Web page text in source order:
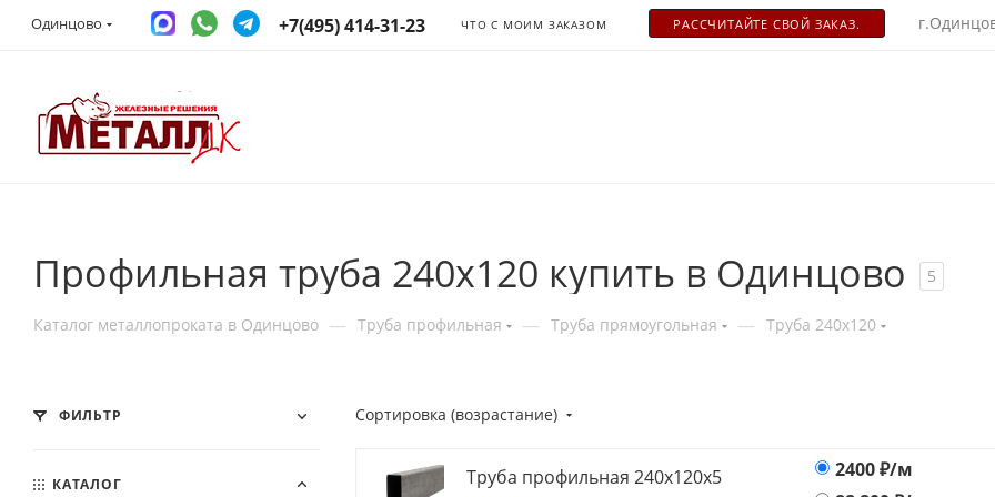
Одинцово +7(495) 414-31-23 ЧТО С МОИМ ЗАКАЗОМ РАСCЧИТАЙТЕ СВОЙ ЗАКАЗ.
Профильная труба 240x120 купить в Одинцово 5
Каталог металлопроката в Одинцово — Труба профильная — Труба прямоугольная — Труба 240x120
Сортировка (возрастание)
Труба профильная 240х120x5 2400₽/м
ФИЛЬТР
КАТАЛОГ